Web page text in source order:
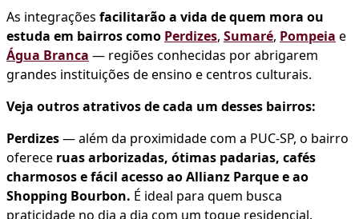
As integrações facilitarãoa vida de quem mora ou
estuda em bairros como Perdizes, Sumaré, Pompeia e
Água Branca — regiões conhecidas por abrigarem
grandes instituições de ensino e centros culturais.
Veja outros atrativos de cada um desses bairros:
Perdizes— além da proximidade com a PUC-SP, o bairro
oferece ruas arborizadas, ótimas padarias, cafés
charmosos e fácil acesso ao Allianz Parque e ao
Shopping Bourbon. É ideal para quem busca
praticidade no dia a dia com um toque residencial.